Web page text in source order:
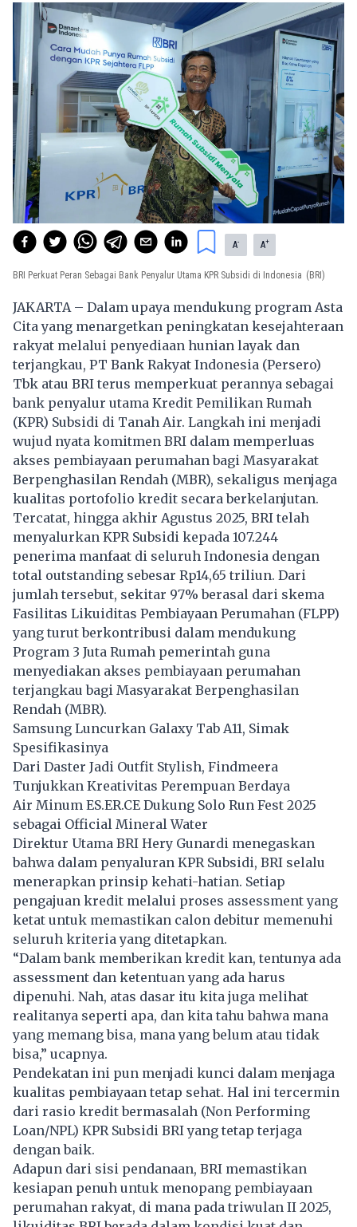
A- A+
BRI Perkuat Peran Sebagai Bank Penyalur Utama KPR Subsidi di Indonesia (BRI)
JAKARTA – Dalam upaya mendukung program Asta
Cita yang menargetkan peningkatan kesejahteraan
rakyat melalui penyediaan hunian layak dan
terjangkau, PT Bank Rakyat Indonesia (Persero)
Tbk atau BRI terus memperkuat perannya sebagai
bank penyalur utama Kredit Pemilikan Rumah
(KPR) Subsidi di Tanah Air. Langkah ini menjadi
wujud nyata komitmen BRI dalam memperluas
akses pembiayaan perumahan bagi Masyarakat
Berpenghasilan Rendah (MBR), sekaligus menjaga
kualitas portofolio kredit secara berkelanjutan.
Tercatat, hingga akhir Agustus 2025, BRI telah
menyalurkan KPR Subsidi kepada 107.244
penerima manfaat di seluruh Indonesia dengan
total outstanding sebesar Rp14,65 triliun. Dari
jumlah tersebut, sekitar 97% berasal dari skema
Fasilitas Likuiditas Pembiayaan Perumahan (FLPP)
yang turut berkontribusi dalam mendukung
Program 3 Juta Rumah pemerintah guna
menyediakan akses pembiayaan perumahan
terjangkau bagi Masyarakat Berpenghasilan
Rendah (MBR).
Samsung Luncurkan Galaxy Tab A11, Simak
Spesifikasinya
Dari Daster Jadi Outfit Stylish, Findmeera
Tunjukkan Kreativitas Perempuan Berdaya
Air Minum ES.ER.CE Dukung Solo Run Fest 2025
sebagai Official Mineral Water
Direktur Utama BRI Hery Gunardi menegaskan
bahwa dalam penyaluran KPR Subsidi, BRI selalu
menerapkan prinsip kehati-hatian. Setiap
pengajuan kredit melalui proses assessment yang
ketat untuk memastikan calon debitur memenuhi
seluruh kriteria yang ditetapkan.
“Dalam bank memberikan kredit kan, tentunya ada
assessment dan ketentuan yang ada harus
dipenuhi. Nah, atas dasar itu kita juga melihat
realitanya seperti apa, dan kita tahu bahwa mana
yang memang bisa, mana yang belum atau tidak
bisa,” ucapnya.
Pendekatan ini pun menjadi kunci dalam menjaga
kualitas pembiayaan tetap sehat. Hal ini tercermin
dari rasio kredit bermasalah (Non Performing
Loan/NPL) KPR Subsidi BRI yang tetap terjaga
dengan baik.
Adapun dari sisi pendanaan, BRI memastikan
kesiapan penuh untuk menopang pembiayaan
perumahan rakyat, di mana pada triwulan II 2025,